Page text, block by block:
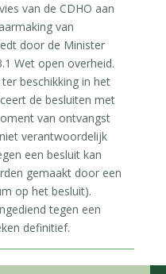
van de CDHO aan
van
door de Minister
Wet open overheid.
beschikking in het
de besluiten met
van ontvangst
verantwoordelijk
een besluit kan
gemaakt door een
op het besluit).
tegen een
definitief.